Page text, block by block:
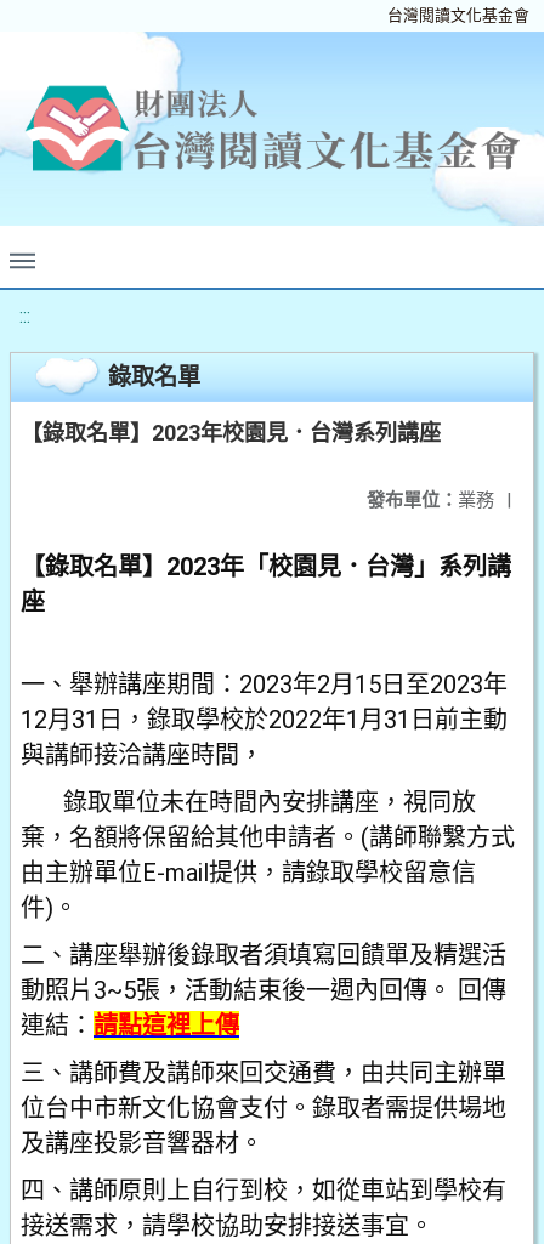
台灣閱讀文化基金會
:::
錄取名單
【錄取名單】2023年校園見．台灣系列講座
發布單位： 業務 |
【錄取名單】2023年「校園見．台灣」系列講
座
一、舉辦講座期間：2023年2月15日至2023年
12月31日，錄取學校於2022年1月31日前主動
與講師接洽講座時間，
錄取單位未在時間內安排講座，視同放
棄，名額將保留給其他申請者。(講師聯繫方式
由主辦單位E-mail提供，請錄取學校留意信
件)。
二、講座舉辦後錄取者須填寫回饋單及精選活
動照片3~5張，活動結束後一週內回傳。 回傳
連結： 請點這裡上傳
三、講師費及講師來回交通費，由共同主辦單
位台中市新文化協會支付。錄取者需提供場地
及講座投影音響器材。
四、講師原則上自行到校，如從車站到學校有
接送需求，請學校協助安排接送事宜。